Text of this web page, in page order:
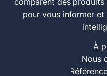
comparent des produits
pour vous informer et
À
Nous